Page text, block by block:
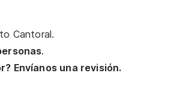
Cantoral.
.
Envíanos una revisión.